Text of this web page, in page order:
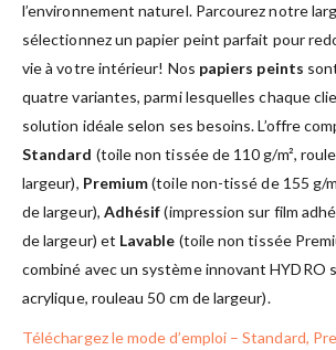
l’environnement naturel. Parcourez notre
sélectionnez un papier peint parfait pour
vie à votre intérieur! Nos papiers peints
quatre variantes, parmi lesquelles chaque
solution idéale selon ses besoins. L’offre
Standard (toile non tissée de 110 g/m²,
largeur), Premium(toile non-tissé de 155 g/
de largeur), Adhésif(impression sur film
de largeur) et Lavable (toile non tissée
combiné avec un système innovant HYDRO
acrylique, rouleau 50 cm de largeur).
Téléchargez le mode d’emploi – Standard,